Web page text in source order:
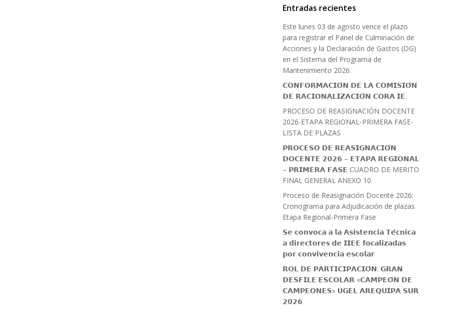
Entradas recientes
Este lunes 03 de agosto vence el plazo
para registrar el Panel de Culminación de
Acciones y la Declaración de Gastos (DG)
en el Sistema del Programa de
Mantenimiento 2026.
𝗖𝗢𝗡𝗙𝗢𝗥𝗠𝗔𝗖𝗜𝗢́𝗡 𝗗𝗘 𝗟𝗔 𝗖𝗢𝗠𝗜𝗦𝗜𝗢́𝗡
𝗗𝗘 𝗥𝗔𝗖𝗜𝗢𝗡𝗔𝗟𝗜𝗭𝗔𝗖𝗜𝗢́𝗡 𝗖𝗢𝗥𝗔 𝗜𝗘.
PROCESO DE REASIGNACIÓN DOCENTE
2026-ETAPA REGIONAL-PRIMERA FASE-
LISTA DE PLAZAS
𝗣𝗥𝗢𝗖𝗘𝗦𝗢 𝗗𝗘 𝗥𝗘𝗔𝗦𝗜𝗚𝗡𝗔𝗖𝗜𝗢́𝗡
𝗗𝗢𝗖𝗘𝗡𝗧𝗘 𝟮𝟬𝟮𝟲 – 𝗘𝗧𝗔𝗣𝗔 𝗥𝗘𝗚𝗜𝗢𝗡𝗔𝗟
– 𝗣𝗥𝗜𝗠𝗘𝗥𝗔 𝗙𝗔𝗦𝗘 CUADRO DE MERITO
FINAL GENERAL ANEXO 10
Proceso de Reasignación Docente 2026:
Cronograma para Adjudicación de plazas
Etapa Regional-Primera Fase
𝗦𝗲 𝗰𝗼𝗻𝘃𝗼𝗰𝗮 𝗮 𝗹𝗮 𝗔𝘀𝗶𝘀𝘁𝗲𝗻𝗰𝗶𝗮 𝗧𝗲́𝗰𝗻𝗶𝗰𝗮
𝗮 𝗱𝗶𝗿𝗲𝗰𝘁𝗼𝗿𝗲𝘀 𝗱𝗲 𝗜𝗜𝗘𝗘 𝗳𝗼𝗰𝗮𝗹𝗶𝘇𝗮𝗱𝗮𝘀
𝗽𝗼𝗿 𝗰𝗼𝗻𝘃𝗶𝘃𝗲𝗻𝗰𝗶𝗮 𝗲𝘀𝗰𝗼𝗹𝗮𝗿
𝗥𝗢𝗟 𝗗𝗘 𝗣𝗔𝗥𝗧𝗜𝗖𝗜𝗣𝗔𝗖𝗜𝗢́𝗡: 𝗚𝗥𝗔𝗡
𝗗𝗘𝗦𝗙𝗜𝗟𝗘 𝗘𝗦𝗖𝗢𝗟𝗔𝗥 «𝗖𝗔𝗠𝗣𝗘𝗢́𝗡 𝗗𝗘
𝗖𝗔𝗠𝗣𝗘𝗢𝗡𝗘𝗦» 𝗨𝗚𝗘𝗟 𝗔𝗥𝗘𝗤𝗨𝗜𝗣𝗔 𝗦𝗨𝗥
𝟮𝟬𝟮𝟲